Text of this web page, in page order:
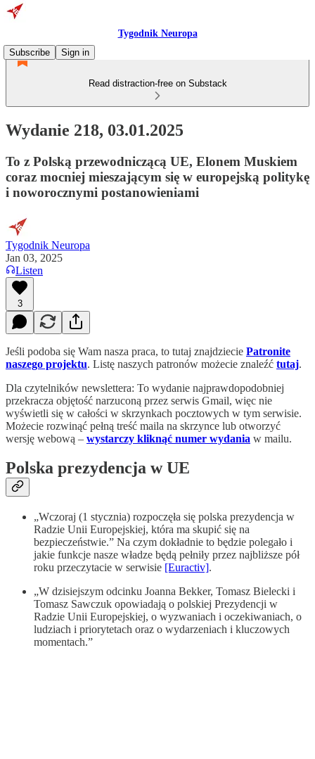
Tygodnik Neuropa
Subscribe
Sign in
Read distraction-free on Substack
Wydanie 218, 03.01.2025
To z Polską przewodniczącą UE, Elonem Muskiem
coraz mocniej mieszającym się w europejską politykę
i noworocznymi postanowieniami
Tygodnik Neuropa
Jan 03, 2025
Listen
3
Jeśli podoba się Wam nasza praca, to tutaj znajdziecie Patronite
naszego projektu. Listę naszych patronów możecie znaleźć tutaj.
Dla czytelników newslettera: To wydanie najprawdopodobniej
przekracza objętość narzuconą przez serwis Gmail, więc nie
wyświetli się w całości w skrzynkach pocztowych w tym serwisie.
Możecie rozwinąć pełną treść maila na skrzynce lub otworzyć
wersję webową – wystarczy kliknąć numer wydania w mailu.
Polska prezydencja w UE
„Wczoraj (1 stycznia) rozpoczęła się polska prezydencja w
Radzie Unii Europejskiej, która ma skupić się na
bezpieczeństwie.” Na czym dokładnie to będzie polegało i
jakie funkcje nasze władze będą pełniły przez najbliższe pół
roku przeczytacie w serwisie [Euractiv].
„W dzisiejszym odcinku Joanna Bekker, Tomasz Bielecki i
Tomasz Sawczuk opowiadają o polskiej Prezydencji w
Radzie Unii Europejskiej, o wyzwaniach i oczekiwaniach, o
ludziach i priorytetach oraz o wydarzeniach i kluczowych
momentach.”